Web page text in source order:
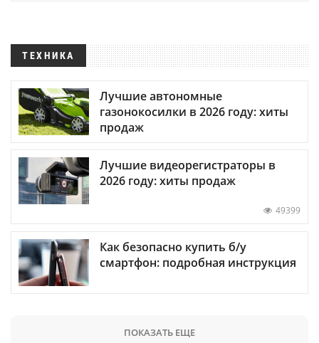
ТЕХНИКА
Лучшие автономные
газонокосилки в 2026 году: хиты
продаж
Лучшие видеорегистраторы в
2026 году: хиты продаж
49399
Как безопасно купить б/у
смартфон: подробная инструкция
ПОКАЗАТЬ ЕЩЕ